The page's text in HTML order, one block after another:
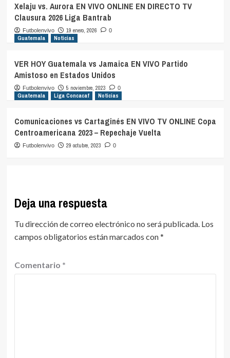
Xelaju vs. Aurora EN VIVO ONLINE EN DIRECTO TV
Clausura 2026 Liga Bantrab
Futbolenvivo 19 enero, 2026 0
Guatemala Noticias
VER HOY Guatemala vs Jamaica EN VIVO Partido
Amistoso en Estados Unidos
Futbolenvivo 5 noviembre, 2023 0
Guatemala Liga Concacaf Noticias
Comunicaciones vs Cartaginés EN VIVO TV ONLINE Copa
Centroamericana 2023 – Repechaje Vuelta
Futbolenvivo 29 octubre, 2023 0
Deja una respuesta
Tu dirección de correo electrónico no será publicada. Los
campos obligatorios están marcados con*
Comentario *